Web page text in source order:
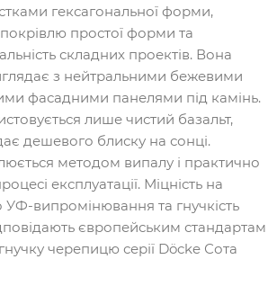
гексагональної форми,
простої форми та
складних проектів. Вона
з нейтральними бежевими
фасадними панелями під камінь.
лише чистий базальт,
дешевого блиску на сонці.
методом випалу і практично
експлуатації. Міцність на
УФ-випромінювання та гнучкість
європейським стандартам
черепицю серії Döcke Сота